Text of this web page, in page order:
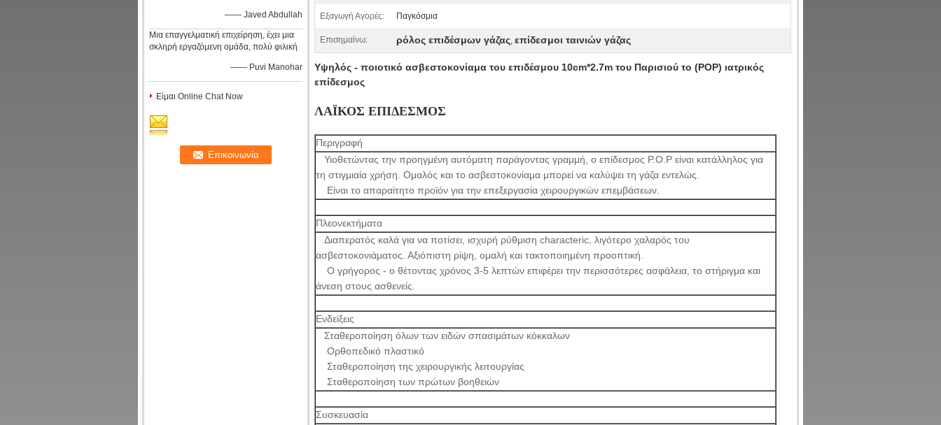
—— Javed Abdullah
Μια επαγγελματική επιχείρηση, έχει μια
σκληρή εργαζόμενη ομάδα, πολύ φιλική
—— Puvi Manohar
Είμαι Online Chat Now
Εξαγωγή Αγορές: Παγκόσμια
Επισημαίνω: ρόλος επιδέσμων γάζας, επίδεσμοι ταινιών γάζας
Υψηλός - ποιοτικό ασβεστοκονίαμα του επιδέσμου 10cm*2.7m του Παρισιού το (POP) ιατρικός
επίδεσμος
ΛΑΪΚΟΣ ΕΠΙΔΕΣΜΟΣ
Περιγραφή
Υιοθετώντας την προηγμένη αυτόματη παράγοντας γραμμή, ο επίδεσμος P.O.P είναι κατάλληλος για
τη στιγμιαία χρήση. Ομαλός και το ασβεστοκονίαμα μπορεί να καλύψει τη γάζα εντελώς.
Είναι το απαραίτητο προϊόν για την επεξεργασία χειρουργικών επεμβάσεων.
Πλεονεκτήματα
Διαπερατός καλά για να ποτίσει, ισχυρή ρύθμιση characteric, λιγότερο χαλαρός του
ασβεστοκονιάματος. Αξιόπιστη ρίψη, ομαλή και τακτοποιημένη προοπτική.
Ο γρήγορος - ο θέτοντας χρόνος 3-5 λεπτών επιφέρει την περισσότερες ασφάλεια, το στήριγμα και
άνεση στους ασθενείς.
Ενδείξεις
Σταθεροποίηση όλων των ειδών σπασιμάτων κόκκαλων
Ορθοπεδικό πλαστικό
Σταθεροποίηση της χειρουργικής λειτουργίας
Σταθεροποίηση των πρώτων βοηθειών
Συσκευασία